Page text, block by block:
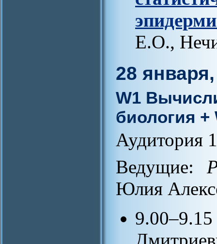
Е.О.,
28
W1
биология
Аудитория
Ведущие:
Юлия